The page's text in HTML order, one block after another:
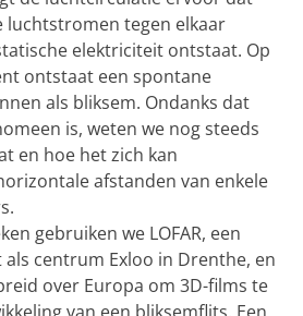
luchtstromen tegen elkaar
elektriciteit ontstaat. Op
ontstaat een spontane
als bliksem. Ondanks dat
is, weten we nog steeds
en hoe het zich kan
afstanden van enkele
gebruiken we LOFAR, een
centrum Exloo in Drenthe, en
over Europa om 3D-films te